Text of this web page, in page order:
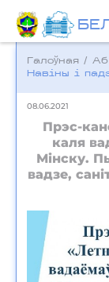
Галоўная / Аб
Навіны і
08.06.2021
Прэс-
каля
Мінску.
вадзе,